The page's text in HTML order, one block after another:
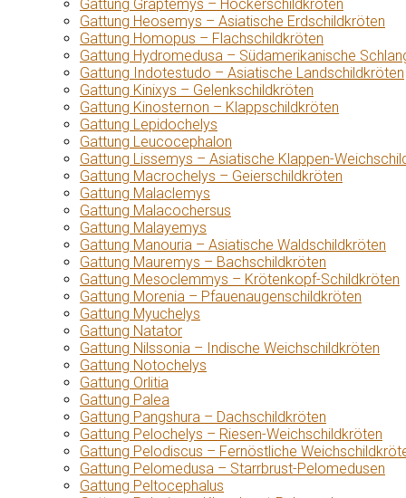
Gattung Graptemys – Höckerschildkröten
Gattung Heosemys – Asiatische Erdschildkröten
Gattung Homopus – Flachschildkröten
Gattung Hydromedusa – Südamerikanische
Gattung Indotestudo – Asiatische Landschildkröten
Gattung Kinixys – Gelenkschildkröten
Gattung Kinosternon – Klappschildkröten
Gattung Lepidochelys
Gattung Leucocephalon
Gattung Lissemys – Asiatische Klappen-
Gattung Macrochelys – Geierschildkröten
Gattung Malaclemys
Gattung Malacochersus
Gattung Malayemys
Gattung Manouria – Asiatische Waldschildkröten
Gattung Mauremys – Bachschildkröten
Gattung Mesoclemmys – Krötenkopf-Schildkröten
Gattung Morenia – Pfauenaugenschildkröten
Gattung Myuchelys
Gattung Natator
Gattung Nilssonia – Indische Weichschildkröten
Gattung Notochelys
Gattung Orlitia
Gattung Palea
Gattung Pangshura – Dachschildkröten
Gattung Pelochelys – Riesen-Weichschildkröten
Gattung Pelodiscus – Fernöstliche
Gattung Pelomedusa – Starrbrust-Pelomedusen
Gattung Peltocephalus